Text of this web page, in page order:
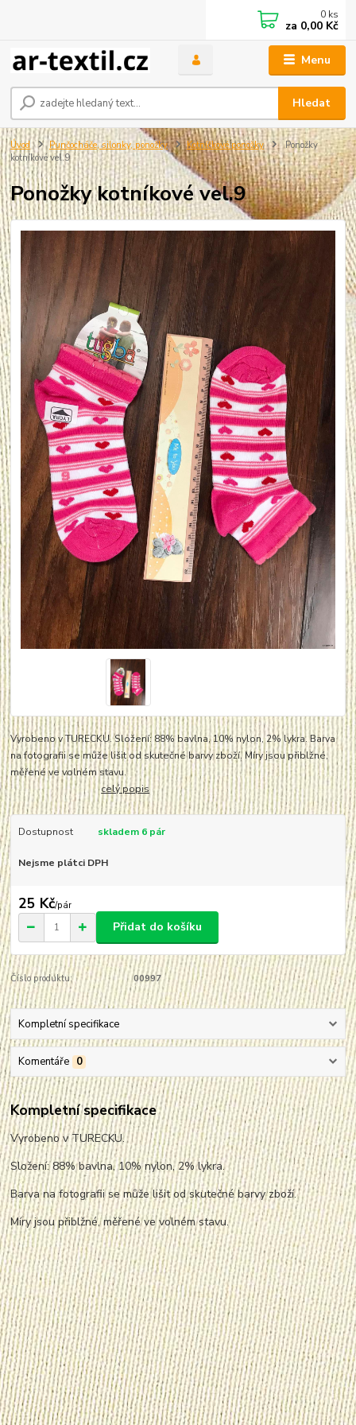
Menu
Hledat
0 ks
za 0,00 Kč
Úvod Punčocháče, silonky, ponožky Kotníčkové ponožky
Ponožky
kotníkové vel.9
Ponožky kotníkové vel.9
Vyrobeno v TURECKU. Složení: 88% bavlna, 10% nylon, 2% lykra. Barva
na fotografii se může lišit od skutečné barvy zboží. Míry jsou přiblžné,
měřené ve volném stavu.
celý popis
Dostupnost skladem 6 pár
Nejsme plátci DPH
25 Kč/pár
Přidat do košíku
Číslo produktu: 00997
Kompletní specifikace
Komentáře 0
Kompletní specifikace
Vyrobeno v TURECKU.
Složení: 88% bavlna, 10% nylon, 2% lykra.
Barva na fotografii se může lišit od skutečné barvy zboží.
Míry jsou přiblžné, měřené ve volném stavu.